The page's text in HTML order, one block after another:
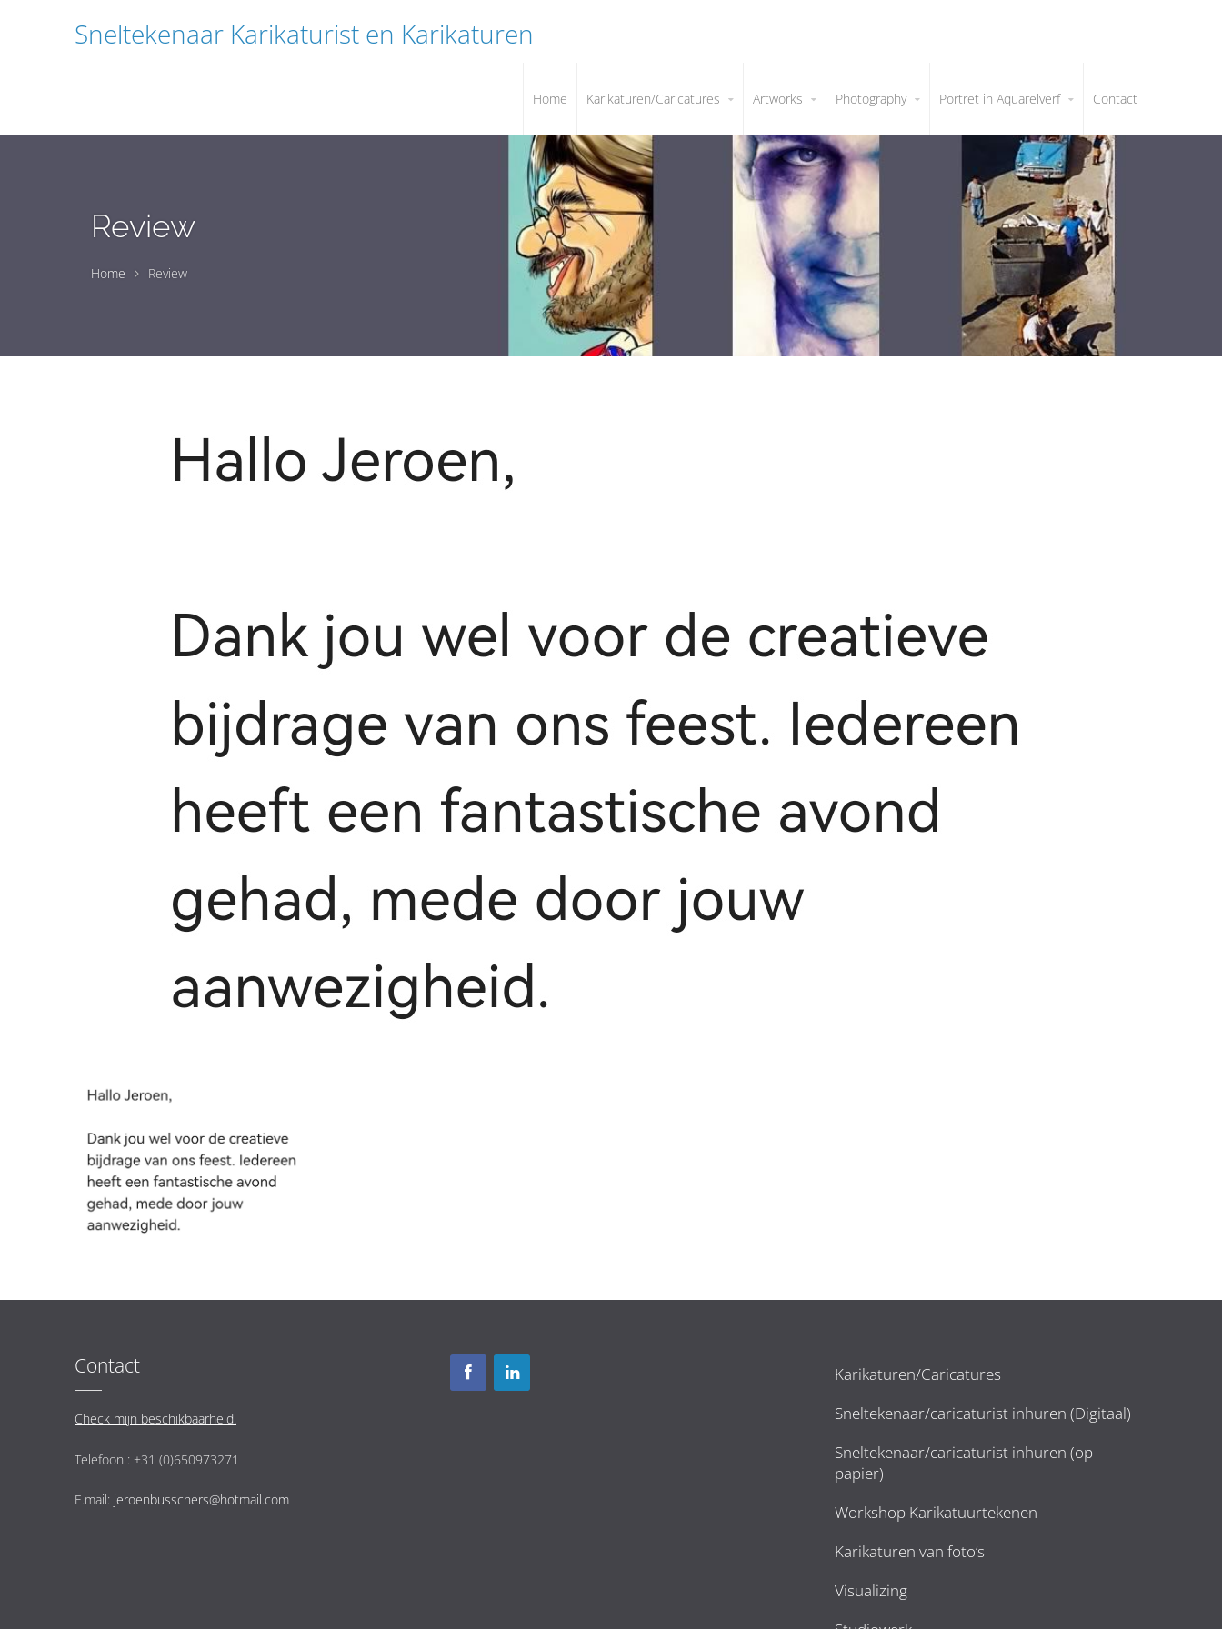
Sneltekenaar Karikaturist en Karikaturen
Home Karikaturen/Caricatures Artworks Photography Portret in Aquarelverf Contact
Review
Home Review
Contact
Check mijn beschikbaarheid.
Telefoon : +31 (0)650973271
E.mail: jeroenbusschers@hotmail.com
Karikaturen/Caricatures
Sneltekenaar/caricaturist inhuren (Digitaal)
Sneltekenaar/caricaturist inhuren (op
papier)
Workshop Karikatuurtekenen
Karikaturen van foto’s
Visualizing